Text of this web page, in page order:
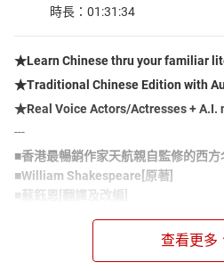
時長：01:31:34
★Learn Chinese thru your familiar
★Traditional Chinese Edition with
★Real Voice Actors/Actresses + A.I.
---
■香港最暢銷作家天航親自監修的西方
■William Shakespeare[原著]
■蘇鈺恩[翻譯及改編]
***Hamlet (***The Tragedy of
查看更多